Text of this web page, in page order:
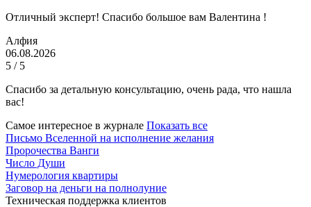
Отличный эксперт! Спасибо большое вам Валентина !
Алфия
06.08.2026
5 / 5
Спасибо за детальную консультацию, очень рада, что нашла
вас!
Самое интересное в журнале Показать все
Письмо Вселенной на исполнение желания
Пророчества Ванги
Число Души
Нумерология квартиры
Заговор на деньги на полнолуние
Техническая поддержка клиентов